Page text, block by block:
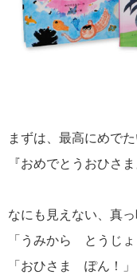
まずは、最高にめでた
『おめでとうおひさま
なにも見えない、真
「うみから とうじょ
「おひさま ぽん！」